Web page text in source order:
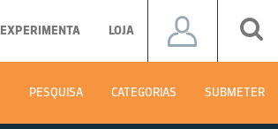
EXPERIMENTA LOJA
PESQUISA CATEGORIAS SUBMETER